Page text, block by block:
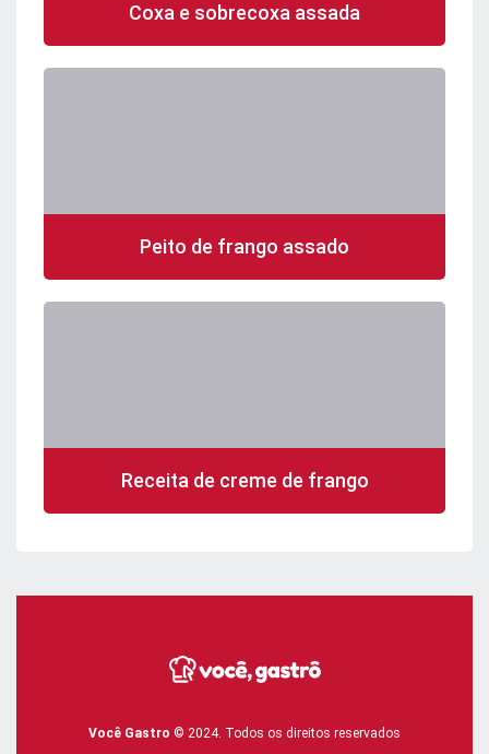
Coxa e sobrecoxa assada
Peito de frango assado
Receita de creme de frango
Você Gastro © 2024. Todos os direitos reservados